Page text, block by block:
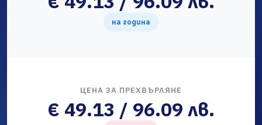
на година
ЦЕНА ЗА ПРЕХВЪРЛЯНЕ
€ 49.13 / 96.09 лв.